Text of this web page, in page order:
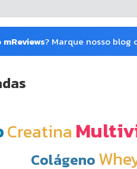
mReviews? Marque nosso
Creatina
Colágeno